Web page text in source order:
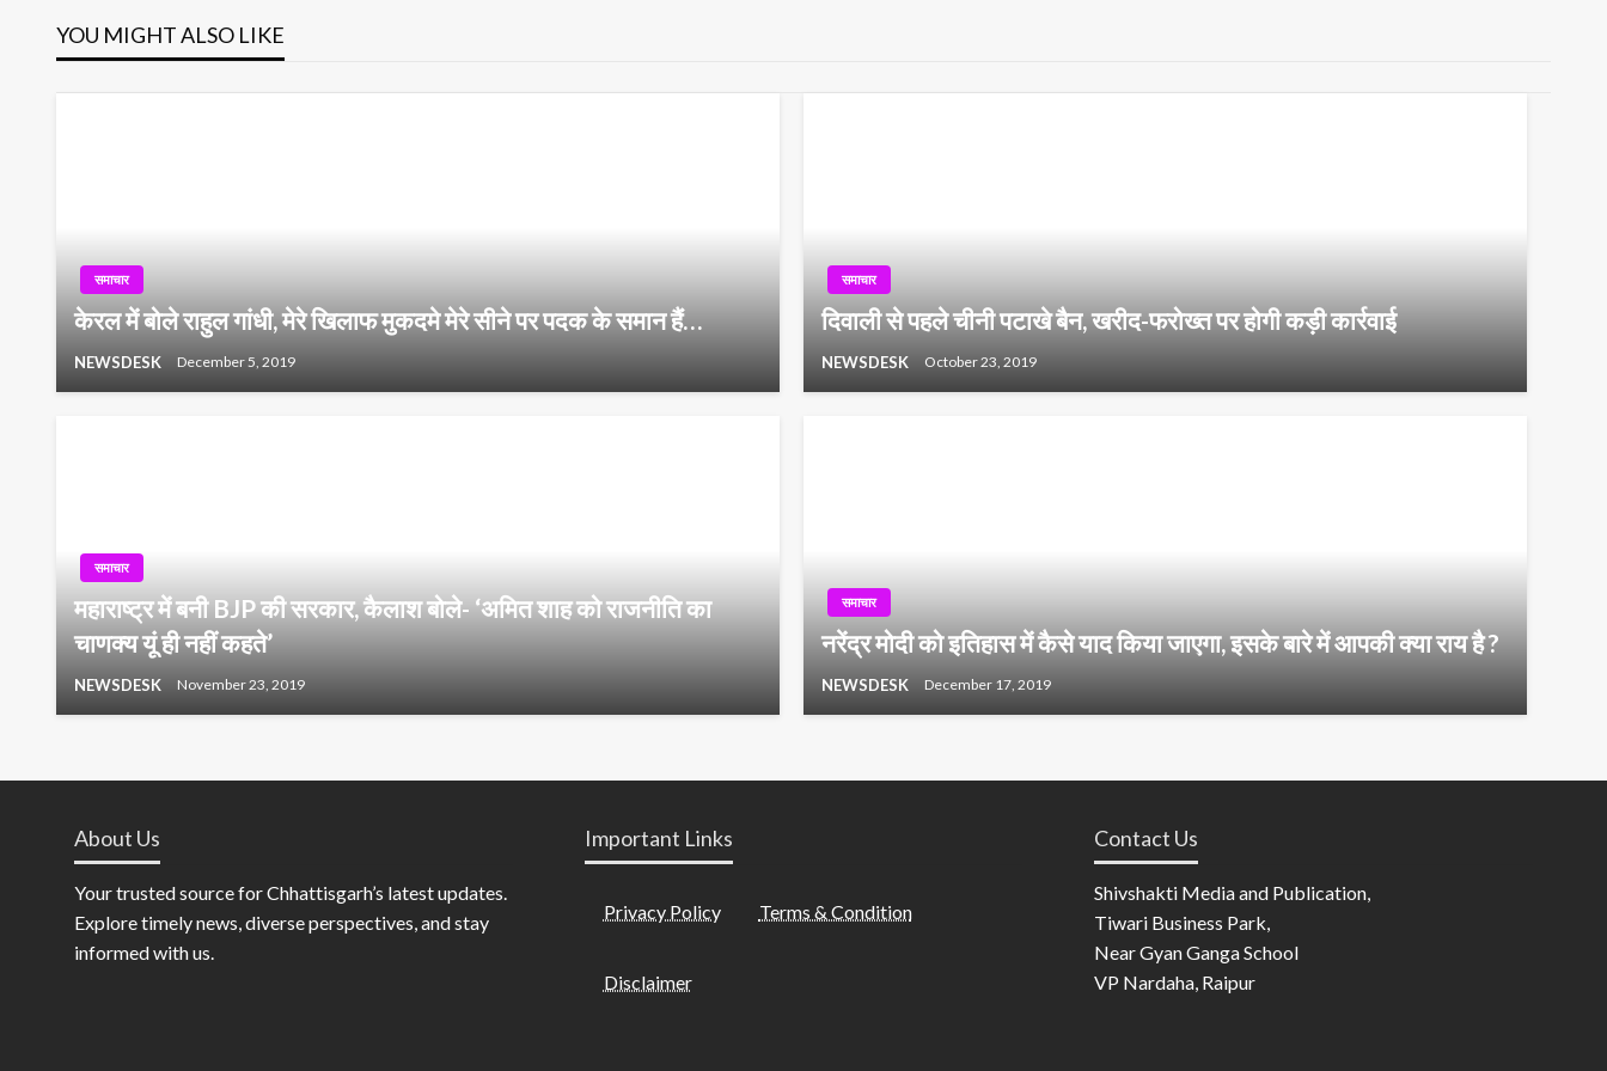
YOU MIGHT ALSO LIKE
समाचार
केरल में बोले राहुल गांधी, मेरे खिलाफ मुकदमे मेरे सीने पर पदक के समान हैं…
NEWSDESK December 5, 2019
समाचार
दिवाली से पहले चीनी पटाखे बैन, खरीद-फरोख्त पर होगी कड़ी कार्रवाई
NEWSDESK October 23, 2019
समाचार
महाराष्ट्र में बनी BJP की सरकार, कैलाश बोले- ‘अमित शाह को राजनीति का
चाणक्य यूं ही नहीं कहते’
NEWSDESK November 23, 2019
समाचार
नरेंद्र मोदी को इतिहास में कैसे याद किया जाएगा, इसके बारे में आपकी क्या राय है ?
NEWSDESK December 17, 2019
About Us
Your trusted source for Chhattisgarh’s latest updates.
Explore timely news, diverse perspectives, and stay
informed with us.
Important Links
Privacy Policy Terms & Condition
Disclaimer
Contact Us
Shivshakti Media and Publication,
Tiwari Business Park,
Near Gyan Ganga School
VP Nardaha, Raipur